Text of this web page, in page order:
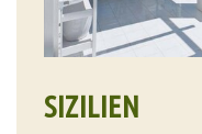
SIZILIEN